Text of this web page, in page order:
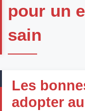
pour un
sain
Les
adopter